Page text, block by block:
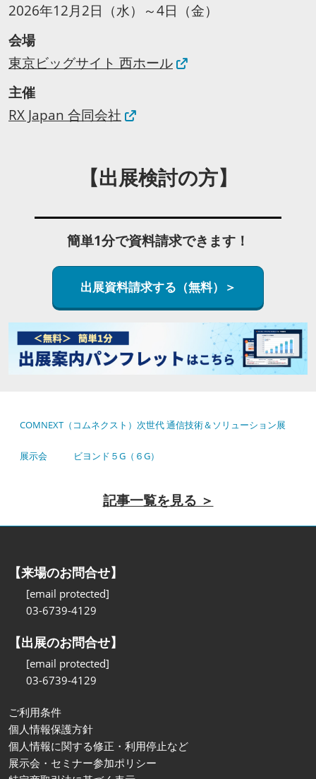
2026年12月2日（水）～4日（金）
会場
東京ビッグサイト 西ホール
主催
RX Japan 合同会社
【出展検討の方】
簡単1分で資料請求できます！
出展資料請求する（無料）＞
COMNEXT（コムネクスト）次世代 通信技術＆ソリューション展
展示会 ビヨンド５G（６G）
記事一覧を見る ＞
【来場のお問合せ】
[email protected]
03-6739-4129
【出展のお問合せ】
[email protected]
03-6739-4129
ご利用条件
個人情報保護方針
個人情報に関する修正・利用停止など
展示会・セミナー参加ポリシー